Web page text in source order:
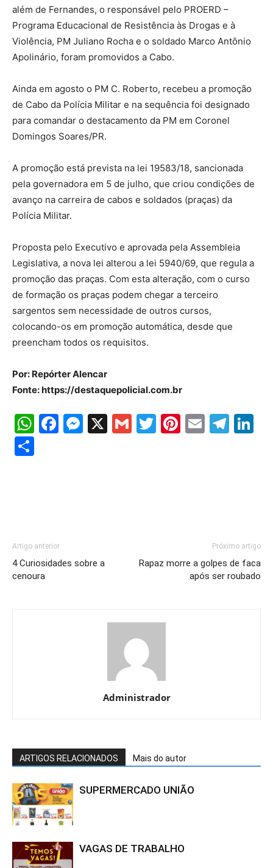
além de Fernandes, o responsável pelo PROERD –
Programa Educacional de Resistência às Drogas e à
Violência, PM Juliano Rocha e o soldado Marco Antônio
Apolinário, foram promovidos a Cabo.
Ainda em agosto o PM C. Roberto, recebeu a promoção
de Cabo da Polícia Militar e na sequência foi designado
para comandar o destacamento da PM em Coronel
Domingos Soares/PR.
A promoção está prevista na lei 19583/18, sancionada
pela governadora em 5 de julho, que criou condições de
avanço na carreira de cabos e soldados (praças) da
Polícia Militar.
Proposta pelo Executivo e aprovada pela Assembleia
Legislativa, a nova lei alterou a lei 5940/69, que regula a
promoção das praças. Com esta alteração, com o curso
de formação os praças podem chegar a terceiro
sargentos sem necessidade de outros cursos,
colocando-os em promoção automática, desde que
preencham todos os requisitos.
Por: Repórter Alencar
Fonte: https://destaquepolicial.com.br
WhatsApp
Facebook
Messenger
X GmailTwitter
Pinterest
Email
Artigo anterior
4 Curiosidades sobre a
cenoura
Próximo artigo
Rapaz morre a golpes de faca
após ser roubado
Administrador
ARTIGOS RELACIONADOS Mais do autor
SUPERMERCADO UNIÃO
VAGAS DE TRABALHO